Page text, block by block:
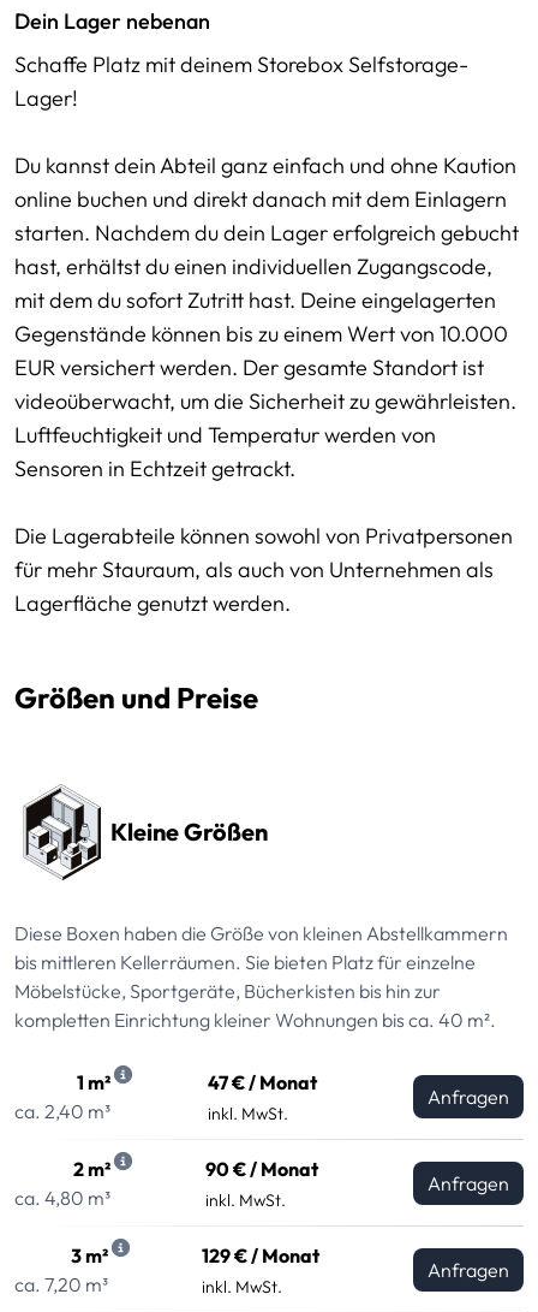
Dein Lager nebenan
Schaffe Platz mit deinem Storebox Selfstorage-
Lager!
Du kannst dein Abteil ganz einfach und ohne Kaution
online buchen und direkt danach mit dem Einlagern
starten. Nachdem du dein Lager erfolgreich gebucht
hast, erhältst du einen individuellen Zugangscode,
mit dem du sofort Zutritt hast. Deine eingelagerten
Gegenstände können bis zu einem Wert von 10.000
EUR versichert werden. Der gesamte Standort ist
videoüberwacht, um die Sicherheit zu gewährleisten.
Luftfeuchtigkeit und Temperatur werden von
Sensoren in Echtzeit getrackt.
Die Lagerabteile können sowohl von Privatpersonen
für mehr Stauraum, als auch von Unternehmen als
Lagerfläche genutzt werden.
Größen und Preise
Kleine Größen
Diese Boxen haben die Größe von kleinen Abstellkammern
bis mittleren Kellerräumen. Sie bieten Platz für einzelne
Möbelstücke, Sportgeräte, Bücherkisten bis hin zur
kompletten Einrichtung kleiner Wohnungen bis ca. 40 m².
1 m²
ca. 2,40 m³
47 € / Monat
inkl. MwSt.
Anfragen
2 m²
ca. 4,80 m³
90 € / Monat
inkl. MwSt.
Anfragen
3 m²
ca. 7,20 m³
129 € / Monat
inkl. MwSt.
Anfragen